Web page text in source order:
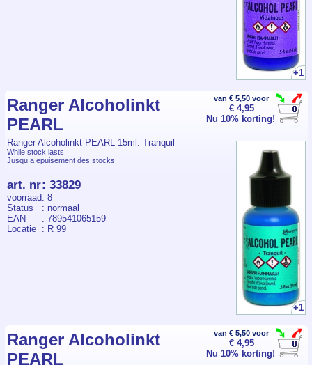
+1
van € 5,50 voor
€ 4,95
Nu 10% korting!
Ranger Alcoholinkt
PEARL
Ranger Alcoholinkt PEARL 15ml. Tranquil
+1
While stock lasts
Jusqu a epuisement des stocks
art. nr: 33829
voorraad: 8
Status
: normaal
EAN
: 789541065159
Locatie : R 99
van € 5,50 voor
€ 4,95
Nu 10% korting!
Ranger Alcoholinkt
PEARL